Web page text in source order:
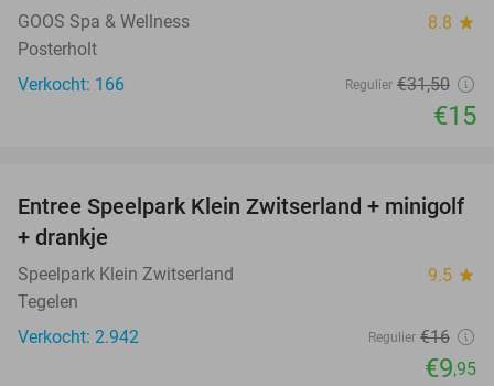
TODAY
GOOS Spa & Wellness 8.8 star
Posterholt
Verkocht: 166
Regulier €31,50
€15
38%
Entree Speelpark Klein Zwitserland + minigolf
+ drankje
Speelpark Klein Zwitserland 9.5 star
Tegelen
Verkocht: 2.942
Regulier €16
€9,95